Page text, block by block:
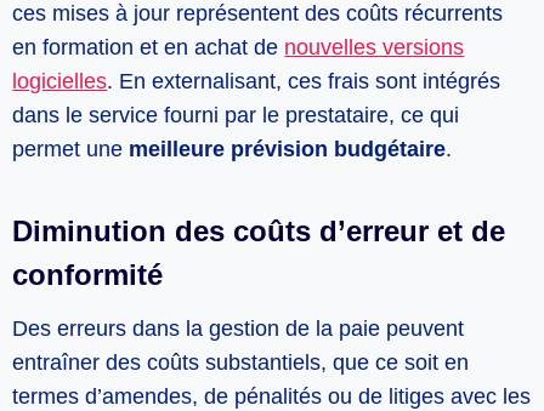
ces mises à jour représentent des coûts récurrents
en formation et en achat de nouvelles versions
logicielles. En externalisant, ces frais sont intégrés
dans le service fourni par le prestataire, ce qui
permet une meilleure prévision budgétaire.
Diminution des coûts d’erreur et de
conformité
Des erreurs dans la gestion de la paie peuvent
entraîner des coûts substantiels, que ce soit en
termes d’amendes, de pénalités ou de litiges avec les